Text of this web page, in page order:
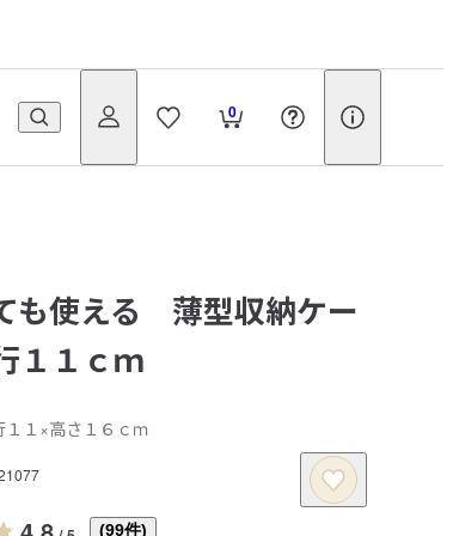
0
も使える 薄型収納ケー
１ｃｍ
１×高さ１６ｃｍ
(99件)